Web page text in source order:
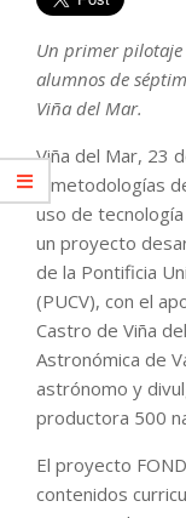
Un primer
alumnos de
Viña del Mar.
Viña del Mar, 23
y metodologías
uso de
un proyecto
de la Pontificia
(PUCV), con el
Castro de Viña
Astronómica de
astrónomo y
productora 500
El proyecto
contenidos